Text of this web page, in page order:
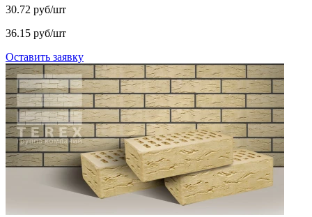
30.72 руб/шт
36.15 руб/шт
Оставить заявку